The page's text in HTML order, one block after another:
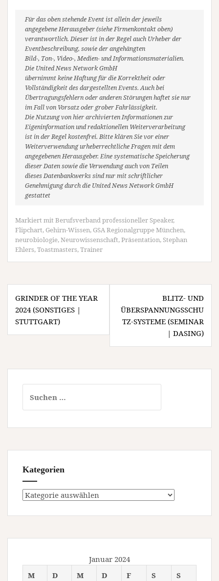
Für das oben stehende Event ist allein der jeweils
angegebene Herausgeber (siehe Firmenkontakt oben)
verantwortlich. Dieser ist in der Regel auch Urheber der
Eventbeschreibung, sowie der angehängten
Bild-, Ton-, Video-, Medien- und Informationsmaterialien.
Die United News Network GmbH
übernimmt keine Haftung für die Korrektheit oder
Vollständigkeit des dargestellten Events. Auch bei
Übertragungsfehlern oder anderen Störungen haftet sie nur
im Fall von Vorsatz oder grober Fahrlässigkeit.
Die Nutzung von hier archivierten Informationen zur
Eigeninformation und redaktionellen Weiterverarbeitung
ist in der Regel kostenfrei. Bitte klären Sie vor einer
Weiterverwendung urheberrechtliche Fragen mit dem
angegebenen Herausgeber. Eine systematische Speicherung
dieser Daten sowie die Verwendung auch von Teilen
dieses Datenbankwerks sind nur mit schriftlicher
Genehmigung durch die United News Network GmbH
gestattet
Markiert mit Berufsverband professioneller Speaker,
Flipchart,Gehirn-Wissen,GSA Regionalgruppe München,
neurobiologie,Neurowissenschaft,Präsentation,Stephan
Ehlers,Toastmasters,Trainer
Beitragsnavigation
GRINDER OF THE YEAR
2024 (SONSTIGES |
STUTTGART)
BLITZ- UND
ÜBERSPANNUNGSSCHU
TZ-SYSTEME (SEMINAR
| DASING)
nach:
Kategorien
Kategorien
Januar 2024
M
D M D F S S